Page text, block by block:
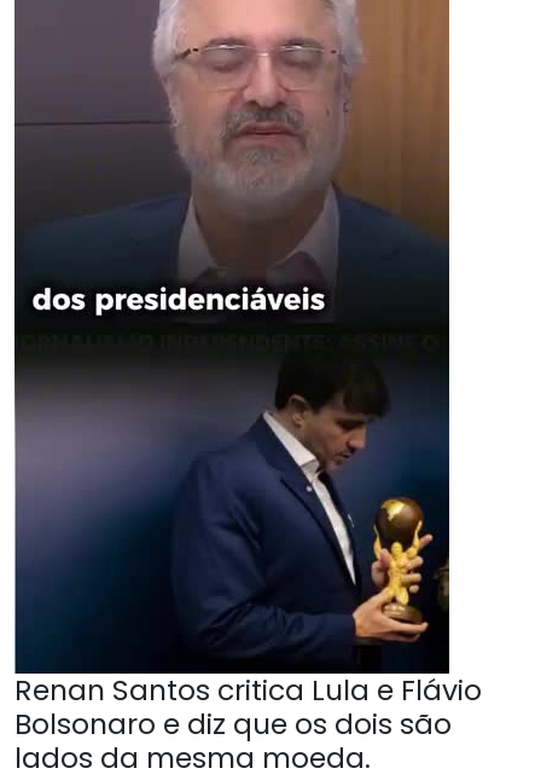
Renan Santos critica Lula e Flávio
Bolsonaro e diz que os dois são
lados da mesma moeda.